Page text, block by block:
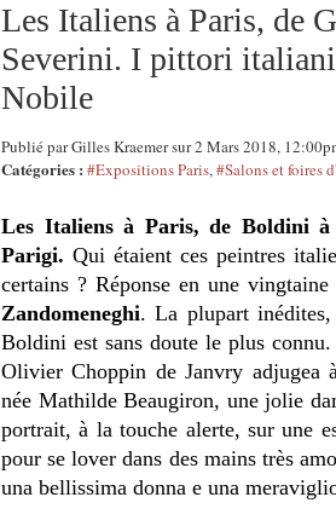
Les Italiens à Paris, de
Severini. I pittori
Nobile
Publié par Gilles Kraemer sur 2 Mars 2018,
Catégories : #Expositions Paris,#Salons et foires
Les Italiens à Paris, de Boldini
Parigi. Qui étaient ces peintres
certains ? Réponse en une
Zandomeneghi. La plupart
Boldini est sans doute le plus
Olivier Choppin de Janvry
née Mathilde Beaugiron, une jolie
portrait, à la touche alerte, sur une
pour se lover dans des mains très
una bellissima donna e una